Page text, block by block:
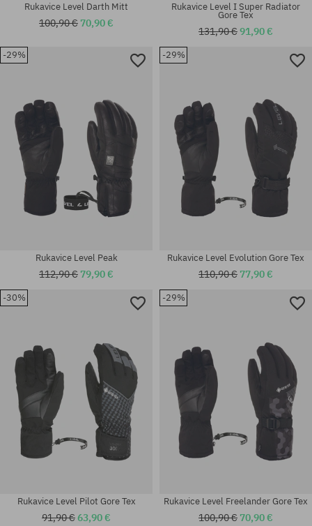
Rukavice Level Darth Mitt
100,90 € 70,90 €
Rukavice Level I Super Radiator
Gore Tex
131,90 €91,90 €
-29%
Rukavice Level Peak
112,90 € 79,90 €
-29%
Rukavice Level Evolution Gore Tex
110,90 € 77,90 €
-30%
Rukavice Level Pilot Gore Tex
91,90 €63,90 €
-29%
Rukavice Level Freelander Gore Tex
100,90 € 70,90 €